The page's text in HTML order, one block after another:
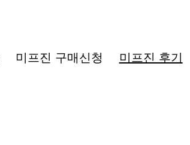
미프진 구매신청 미프진 후기